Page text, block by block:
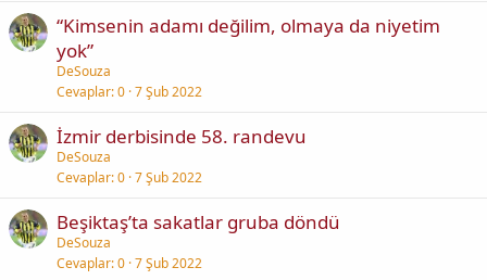
“Kimsenin adamı değilim, olmaya da niyetim
yok”
DeSouza
Cevaplar 0 7 Şub 2022
İzmir derbisinde 58. randevu
DeSouza
Cevaplar 0 7 Şub 2022
Beşiktaş’ta sakatlar gruba döndü
DeSouza
Cevaplar 0 7 Şub 2022